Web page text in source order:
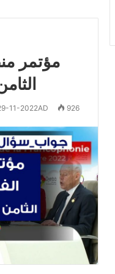
مؤتمر
11-2022AD 926